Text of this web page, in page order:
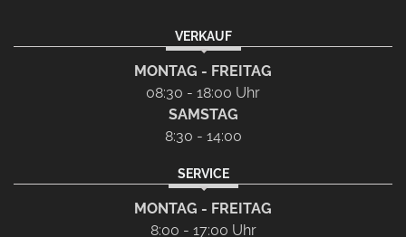
VERKAUF
MONTAG - FREITAG
08:30 - 18:00 Uhr
SAMSTAG
8:30 - 14:00
SERVICE
MONTAG - FREITAG
8:00 - 17:00 Uhr